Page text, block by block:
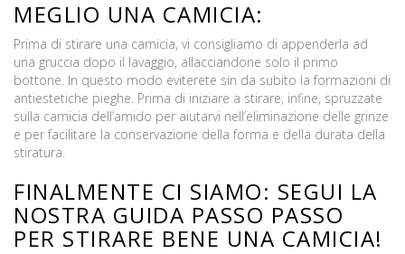
MEGLIO UNA CAMICIA:
Prima di stirare una camicia, vi consigliamo di appenderla ad
una gruccia dopo il lavaggio, allacciandone solo il primo
bottone. In questo modo eviterete sin da subito la formazioni di
antiestetiche pieghe. Prima di iniziare a stirare, infine, spruzzate
sulla camicia dell’amido per aiutarvi nell’eliminazione delle grinze
e per facilitare la conservazione della forma e della durata della
stiratura.
FINALMENTE CI SIAMO: SEGUI LA
NOSTRA GUIDA PASSO PASSO
PER STIRARE BENE UNA CAMICIA!